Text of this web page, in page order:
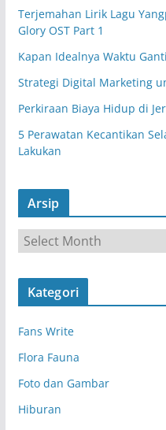
Terjemahan Lirik Lagu
Glory OST Part 1
Kapan Idealnya Waktu
Strategi Digital Marketing
Perkiraan Biaya Hidup di
5 Perawatan Kecantikan
Lakukan
Arsip
r
s
Kategori
Fans Write
Flora Fauna
Foto dan Gambar
Hiburan